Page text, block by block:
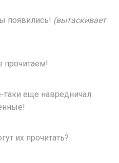
появились! (вытаскивает
прочитаем!
еще навредничал.
их прочитать?